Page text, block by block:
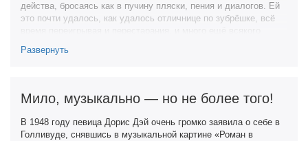
действа, бросаясь как в пучину пляски, пения и диалогов. Ей
это почти удалось, как удалось отличнице по зубрёшке, всё
морда красная такая».
В остальном второстепенные роли и соответственно
персонажи были интересней главных персон.
Развернуть
Мило, музыкально — но не более того!
В 1948 году певица Дорис Дэй очень громко заявила о себе в
Голливуде, снявшись в музыкальной картине «Роман в